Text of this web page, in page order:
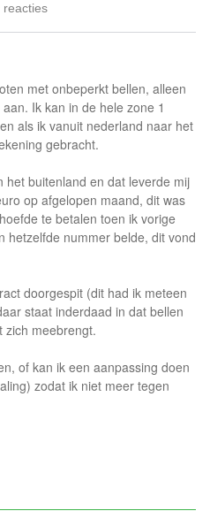
reacties
met onbeperkt bellen, alleen
Ik kan in de hele zone 1
als ik vanuit nederland naar het
gebracht.
het buitenland en dat leverde mij
op afgelopen maand, dit was
te betalen toen ik vorige
hetzelfde nummer belde, dit vond
doorgespit (dit had ik meteen
staat inderdaad in dat bellen
zich meebrengt.
of kan ik een aanpassing doen
zodat ik niet meer tegen